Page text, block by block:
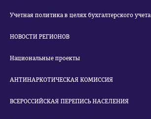
Учетная политика в целях бухгалтерского учета
НОВОСТИ РЕГИОНОВ
Национальные проекты
АНТИНАРКОТИЧЕСКАЯ КОМИССИЯ
ВСЕРОССИЙСКАЯ ПЕРЕПИСЬ НАСЕЛЕНИЯ